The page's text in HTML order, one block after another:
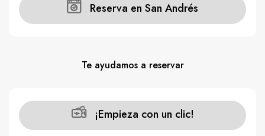
Paquetes Planes
Reserva en San Andrés
Te ayudamos a reservar
¡Empieza con un clic!